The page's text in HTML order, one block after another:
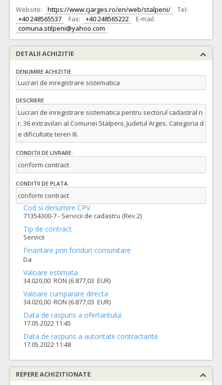
Website:
https://www.cjarges.ro/en/web/stalpeni/
Tel:
+40 248565537
Fax: +40 248565222
E-mail:
comuna.stilpeni@yahoo.com
DETALII ACHIZITIE
DENUMIRE ACHIZITIE
Lucrari de inregistrare sistematica
DESCRIERE
Lucrari de inregistrare sistematica pentru sectorul cadastral n
r. 36 extravilan al Comunei Stalpeni, Judetul Arges. Categoria d
e dificultate teren III.
CONDITII DE LIVRARE:
conform contract
CONDITII DE PLATA:
conform contract
Cod si denumire CPV
71354300-7 - Servicii de cadastru (Rev.2)
Tip de contract
Servicii
Finantare prin fonduri comunitare
Da
Valoare estimata
34.020,00 RON (6.877,03 EUR)
Valoare cumparare directa
34.020,00 RON (6.877,03 EUR)
Data de raspuns a ofertantului
17.05.2022 11:45
Data de raspuns a autoritatii contractante
17.05.2022 11:48
REPERE ACHIZITIONATE